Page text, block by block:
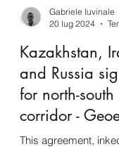
Gabriele Iuvinale
20 lug 2024
Kazakhstan,
and Russia
for north-